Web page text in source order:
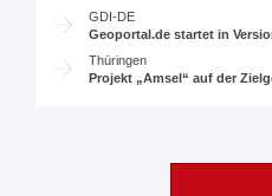
GDI-DE
Geoportal.de startet in
Thüringen
Projekt „Amsel“ auf der